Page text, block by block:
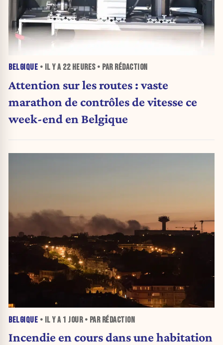
BELGIQUE • IL Y A 22 HEURES• PAR RÉDACTION
Attention sur les routes : vaste
marathon de contrôles de vitesse ce
week-end en Belgique
BELGIQUE • IL Y A 1 JOUR• PAR RÉDACTION
Incendie en cours dans une habitation